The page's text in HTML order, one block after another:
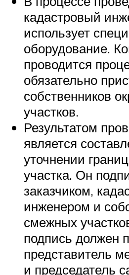
кадастровый
использует
оборудование.
проводится
обязательно
собственников
участков.
Результатом
является
уточнении
участка. Он
заказчиком,
инженером и
смежных
подпись должен
представитель
и председатель